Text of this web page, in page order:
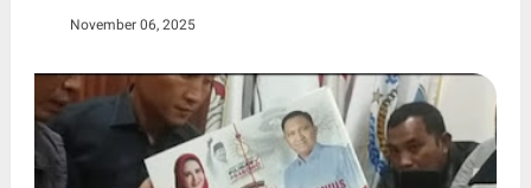
November 06, 2025